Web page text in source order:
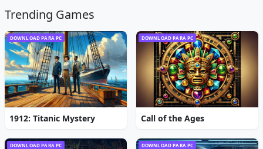
Trending Games
DOWNLOAD PARA PC
1912: Titanic Mystery
DOWNLOAD PARA PC
Call of the Ages
DOWNLOAD PARA PC DOWNLOAD PARA PC